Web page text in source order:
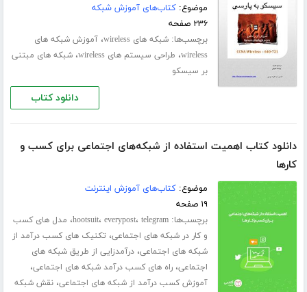
موضوع:کتاب‌های آموزش شبکه
۲۳۶ صفحه
برچسب‌ها:شبکه های wireless ،آموزش شبکه های
wireless، طراحی سیستم های wireless ،شبکه های مبتنی
بر سیسکو
دانلود کتاب
دانلود کتاب اهمیت استفاده از شبکه‌های اجتماعی برای کسب و
کارها
موضوع:کتاب‌های آموزش اینترنت
۱۹ صفحه
برچسب‌ها:
hootsuit، everypost، telegram ، مدل های کسب
و کار در شبکه های اجتماعی، تکنیک های کسب درآمد از
شبکه های اجتماعی،درآمدزایی از طریق شبکه های
اجتماعی،راه های کسب درآمد شبکه های اجتماعی،
آموزش کسب درآمد از شبکه های اجتماعی،نقش شبکه